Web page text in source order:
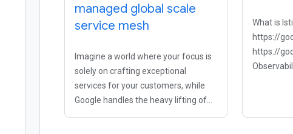
managed global scale
service mesh
Imagine a world where your focus is
solely on crafting exceptional
services for your customers, while
Google handles the heavy lifting of
What is
https://
https://